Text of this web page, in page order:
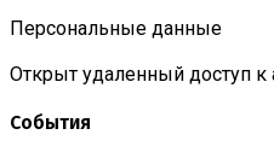
Персональные данные
Открыт удаленный доступ
События